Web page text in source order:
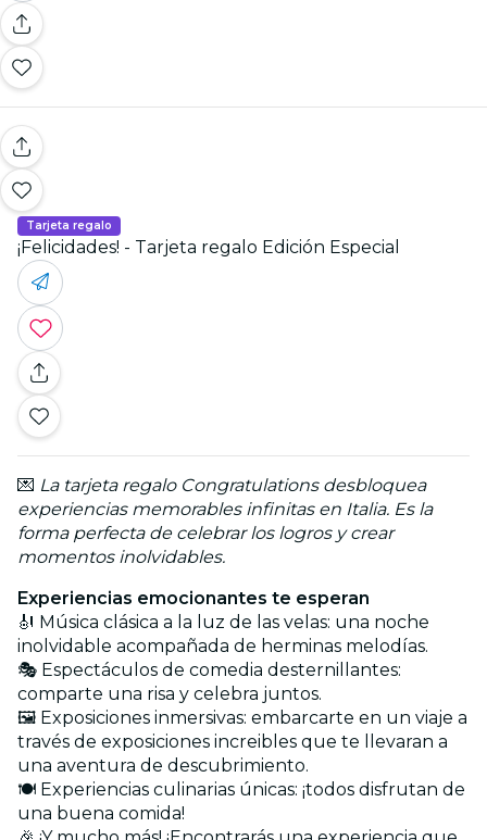
Tarjeta regalo
¡Felicidades! - Tarjeta regalo Edición Especial
💌 La tarjeta regalo Congratulations desbloquea
experiencias memorables infinitas en Italia. Es la
forma perfecta de celebrar los logros y crear
momentos inolvidables.
Experiencias emocionantes te esperan
🎻 Música clásica a la luz de las velas: una noche
inolvidable acompañada de herminas melodías.
🎭 Espectáculos de comedia desternillantes:
comparte una risa y celebra juntos.
🖼️ Exposiciones inmersivas: embarcarte en un viaje a
través de exposiciones increibles que te llevaran a
una aventura de descubrimiento.
🍽️ Experiencias culinarias únicas: ¡todos disfrutan de
una buena comida!